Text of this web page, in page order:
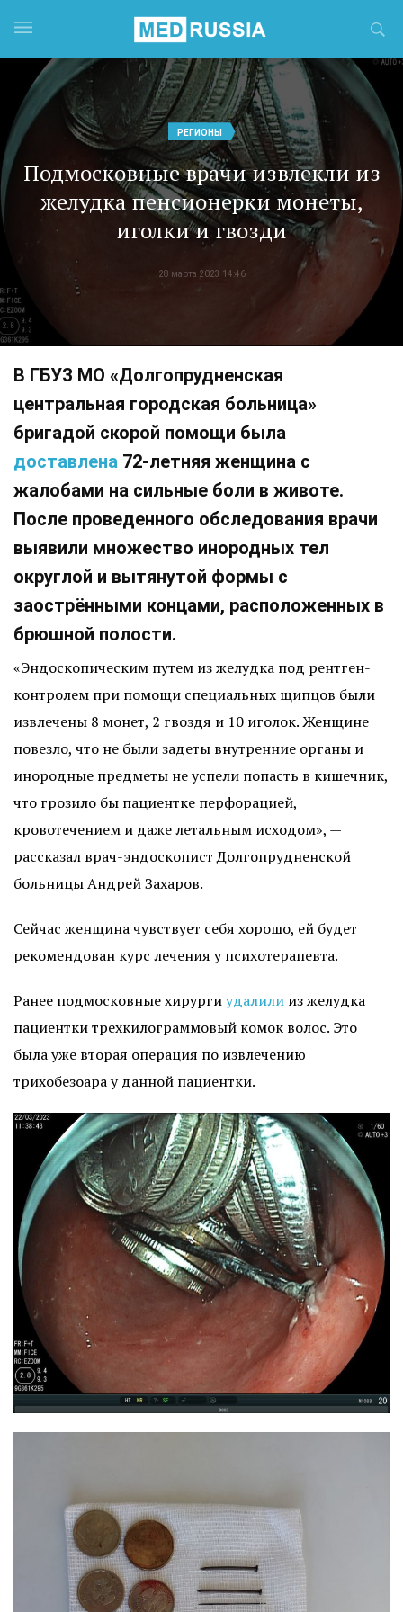
РЕГИОНЫ
Подмосковные врачи извлекли из
желудка пенсионерки монеты,
иголки и гвозди
28 марта 2023 14:46
В ГБУЗ МО «Долгопрудненская
центральная городская больница»
бригадой скорой помощи была
доставлена 72-летняя женщина с
жалобами на сильные боли в животе.
После проведенного обследования врачи
выявили множество инородных тел
округлой и вытянутой формы с
заострёнными концами, расположенных в
брюшной полости.
«Эндоскопическим путем из желудка под рентген-
контролем при помощи специальных щипцов были
извлечены 8 монет, 2 гвоздя и 10 иголок. Женщине
повезло, что не были задеты внутренние органы и
инородные предметы не успели попасть в кишечник,
что грозило бы пациентке перфорацией,
кровотечением и даже летальным исходом», —
рассказал врач-эндоскопист Долгопрудненской
больницы Андрей Захаров.
Сейчас женщина чувствует себя хорошо, ей будет
рекомендован курс лечения у психотерапевта.
Ранее подмосковные хирургиудалили из желудка
пациентки трехкилограммовый комок волос. Это
была уже вторая операция по извлечению
трихобезоара у данной пациентки.